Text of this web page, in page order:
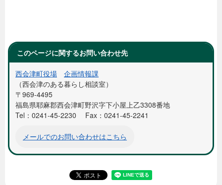
このページに関するお問い合わせ先
西会津町役場
企画情報課
西会津のある暮らし相談室
〒969-4495
福島県耶麻郡西会津町野沢字下小屋上乙3308番地
Tel：0241-45-2230
Fax：0241-45-2241
メールでのお問い合わせはこちら